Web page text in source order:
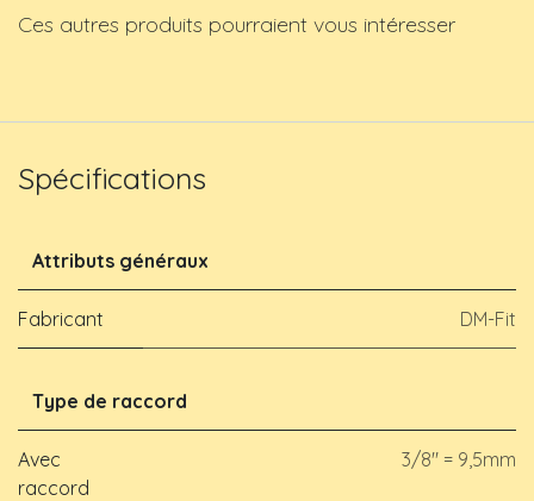
Ces autres produits pourraient vous intéresser
Spécifications
Attributs généraux
Fabricant DM-Fit
Type de raccord
Avec
raccord
3/8" = 9,5mm